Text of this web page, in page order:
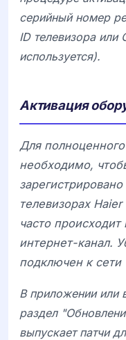
серийный номер
ID телевизора или
используется).
Активация
Для
необходимо,
телевизорах Haier
часто
интернет-канал.
подключен к сети
В приложении или
раздел
выпускает патчи